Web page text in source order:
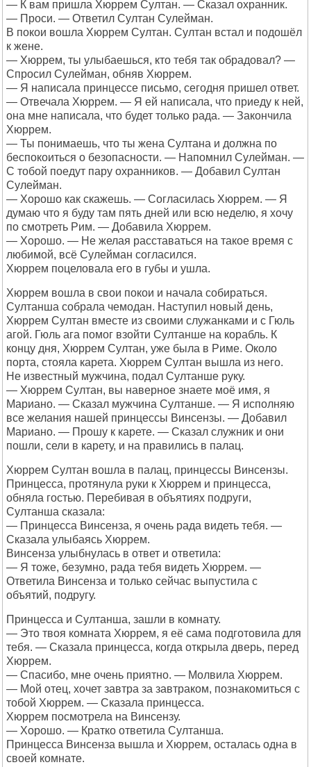
— К вам пришла Хюррем Султан. — Сказал охранник.
— Проси. — Ответил Султан Сулейман.
В покои вошла Хюррем Султан. Султан встал и подошёл
к жене.
— Хюррем, ты улыбаешься, кто тебя так обрадовал? —
Спросил Сулейман, обняв Хюррем.
— Я написала принцессе письмо, сегодня пришел ответ.
— Отвечала Хюррем. — Я ей написала, что приеду к ней,
она мне написала, что будет только рада. — Закончила
Хюррем.
— Ты понимаешь, что ты жена Султана и должна по
беспокоиться о безопасности. — Напомнил Сулейман. —
С тобой поедут пару охранников. — Добавил Султан
Сулейман.
— Хорошо как скажешь. — Согласилась Хюррем. — Я
думаю что я буду там пять дней или всю неделю, я хочу
по смотреть Рим. — Добавила Хюррем.
— Хорошо. — Не желая расставаться на такое время с
любимой, всё Сулейман согласился.
Хюррем поцеловала его в губы и ушла.
Хюррем вошла в свои покои и начала собираться.
Султанша собрала чемодан. Наступил новый день,
Хюррем Султан вместе из своими служанками и с Гюль
агой. Гюль ага помог взойти Султанше на корабль. К
концу дня, Хюррем Султан, уже была в Риме. Около
порта, стояла карета. Хюррем Султан вышла из него.
Не известный мужчина, подал Султанше руку.
— Хюррем Султан, вы наверное знаете моё имя, я
Мариано. — Сказал мужчина Султанше. — Я исполняю
все желания нашей принцессы Винсензы. — Добавил
Мариано. — Прошу к карете. — Сказал служник и они
пошли, сели в карету, и на правились в палац.
Хюррем Султан вошла в палац, принцессы Винсензы.
Принцесса, протянула руки к Хюррем и принцесса,
обняла гостью. Перебивая в объятиях подруги,
Султанша сказала:
— Принцесса Винсенза, я очень рада видеть тебя. —
Сказала улыбаясь Хюррем.
Винсенза улыбнулась в ответ и ответила:
— Я тоже, безумно, рада тебя видеть Хюррем. —
Ответила Винсенза и только сейчас выпустила с
объятий, подругу.
Принцесса и Султанша, зашли в комнату.
— Это твоя комната Хюррем, я её сама подготовила для
тебя. — Сказала принцесса, когда открыла дверь, перед
Хюррем.
— Спасибо, мне очень приятно. — Молвила Хюррем.
— Мой отец, хочет завтра за завтраком, познакомиться с
тобой Хюррем. — Сказала принцесса.
Хюррем посмотрела на Винсензу.
— Хорошо. — Кратко ответила Султанша.
Принцесса Винсенза вышла и Хюррем, осталась одна в
своей комнате.